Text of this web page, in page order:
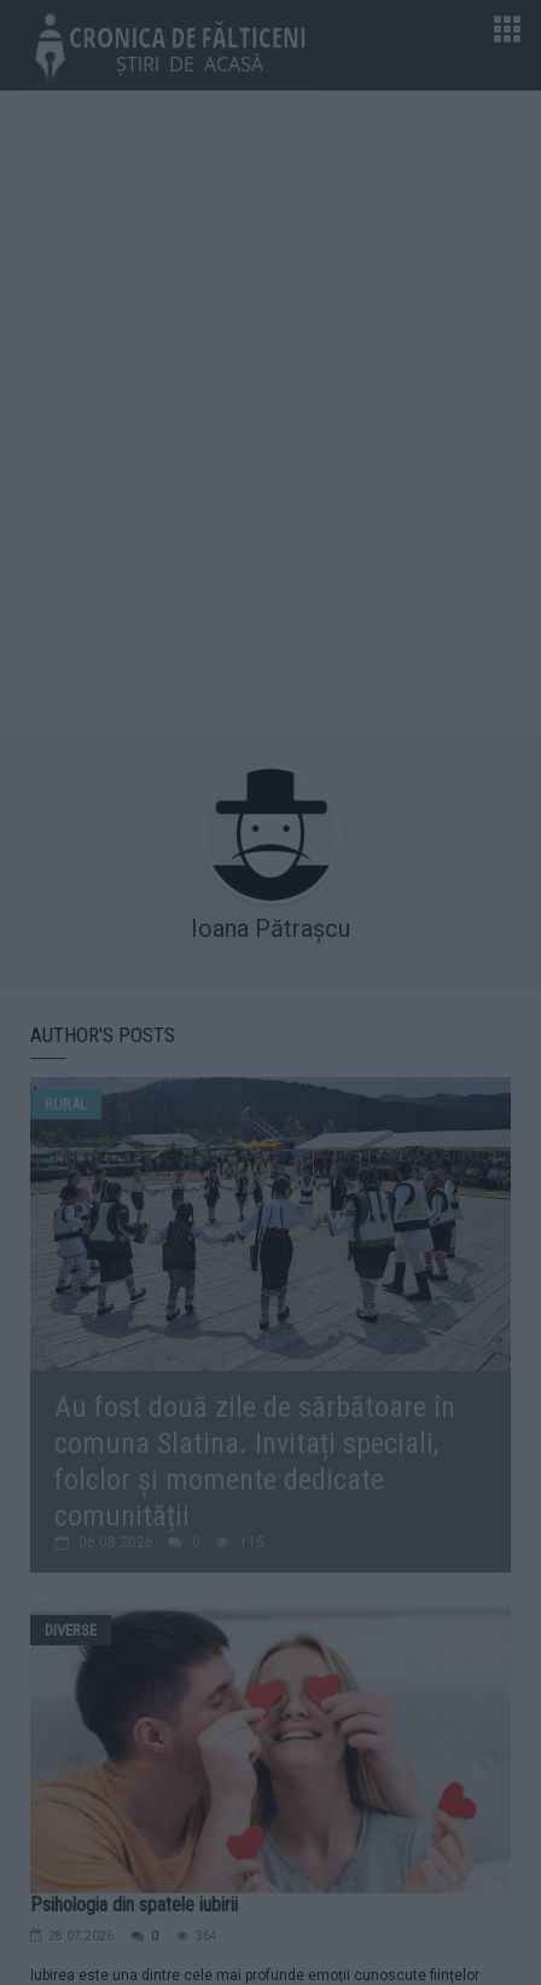
Ioana Pătrașcu
AUTHOR'S POSTS
Au fost două zile de sărbătoare în
comuna Slatina. Invitați speciali,
folclor și momente dedicate
comunității
RURAL
DIVERSE
Psihologia din spatele iubirii
28.07.2026 0 364
Iubirea este una dintre cele mai profunde emoții cunoscute ființelor